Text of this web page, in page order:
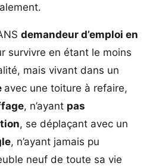
demandeur d’emploi en
survivre en étant le moins
mais vivant dans un
avec une toiture à refaire,
, n’ayant pas
, se déplaçant avec un
, n’ayant jamais pu
neuf de toute sa vie